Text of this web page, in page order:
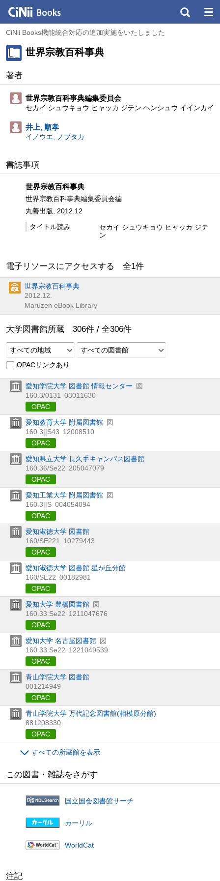
CiNii Books機能統合対応の追加実施をいたしました
世界宗教百科事典
著者
世界宗教百科事典編集委員会
セカイ シュウキョウ ヒャッカ ジテン ヘンシュウ イインカイ
井上, 順孝
イノウエ, ノブタカ
書誌事項
世界宗教百科事典
世界宗教百科事典編集委員会編
丸善出版, 2012.12
タイトル読み
セカイ シュウキョウ ヒャッカ ジテ
ン
電子リソースにアクセスする 全1件
世界宗教百科事典
2012.12.
Maruzen eBook Library
大学図書館所蔵 306件 / 全306件
すべての地域
すべての図書館
OPACリンクあり
愛知学院大学 図書館 情報センター
図
160.3/0131
03011630
OPAC
愛知教育大学 附属図書館 図
160.3||S43 12008510
OPAC
愛知県立大学 長久手キャンパス図書館
160.36/Se22 205047079
OPAC
愛知工業大学 附属図書館 図
160.3||S 004054094
OPAC
愛知淑徳大学 図書館
160/SE221
10279443
OPAC
愛知淑徳大学 図書館 星が丘分館
160/SE22 00182981
OPAC
愛知大学 豊橋図書館 図
160.33:Se22 1211047676
OPAC
愛知大学 名古屋図書館 図
160.33:Se22 1221049539
OPAC
青山学院大学 図書館
001214949
OPAC
青山学院大学 万代記念図書館(相模原分館)
881208330
OPAC
すべての所蔵館を表示
この図書・雑誌をさがす
国立国会図書館サーチ
カーリル
WorldCat
注記